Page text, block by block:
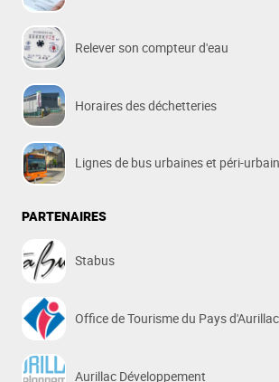
Relever son compteur d'eau
Horaires des déchetteries
Lignes de bus urbaines et péri-
PARTENAIRES
Stabus
Office de Tourisme du Pays d'Aurillac
Aurillac Développement